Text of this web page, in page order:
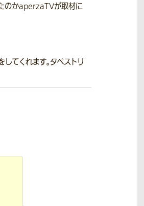
のかaperzaTVが取材に
てくれます。タペストリ